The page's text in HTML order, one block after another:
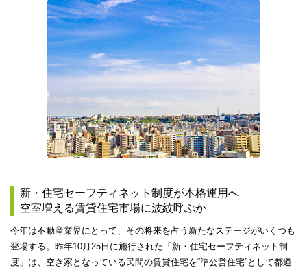
新・住宅セーフティネット制度が本格運用へ
空室増える賃貸住宅市場に波紋呼ぶか
今年は不動産業界にとって、その将来を占う新たなステージがいくつも
登場する。昨年10月25日に施行された「新・住宅セーフティネット制
度」は、空き家となっている民間の賃貸住宅を“準公営住宅”として都道